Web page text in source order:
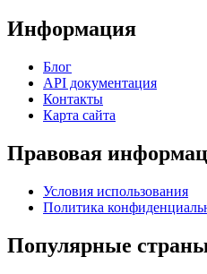
Информация
Блог
API документация
Контакты
Карта сайта
Правовая
Условия использования
Политика
Популярные